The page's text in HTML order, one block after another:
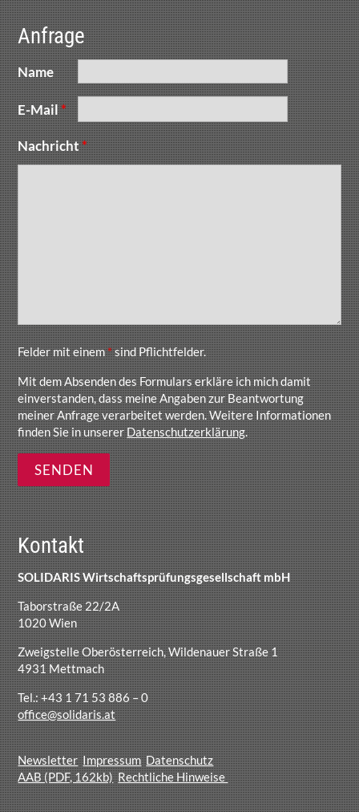
Anfrage
Name
E-Mail*
Nachricht*
Felder mit einem*sind Pflichtfelder.
Mit dem Absenden des Formulars erkläre ich mich damit
einverstanden, dass meine Angaben zur Beantwortung
meiner Anfrage verarbeitet werden. Weitere Informationen
finden Sie in unsererDatenschutzerklärung.
Kontakt
SOLIDARIS Wirtschaftsprüfungsgesellschaft mbH
Taborstraße 22/2A
1020 Wien
Zweigstelle Oberösterreich, Wildenauer Straße 1
4931 Mettmach
Tel.: +43 1 71 53 886 – 0
office@solidaris.at
Newsletter Impressum Datenschutz
AAB (PDF, 162kb) Rechtliche Hinweise